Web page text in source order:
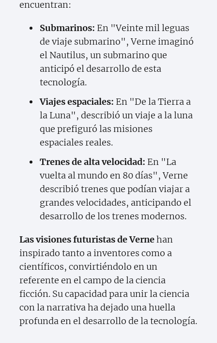
encuentran:
Submarinos: En "Veinte mil leguas
de viaje submarino", Verne imaginó
el Nautilus, un submarino que
anticipó el desarrollo de esta
tecnología.
Viajes espaciales: En "De la Tierra a
la Luna", describió un viaje a la luna
que prefiguró las misiones
espaciales reales.
Trenes de alta velocidad: En "La
vuelta al mundo en 80 días", Verne
describió trenes que podían viajar a
grandes velocidades, anticipando el
desarrollo de los trenes modernos.
Las visiones futuristas de Vernehan
inspirado tanto a inventores como a
científicos, convirtiéndolo en un
referente en el campo de la ciencia
ficción. Su capacidad para unir la ciencia
con la narrativa ha dejado una huella
profunda en el desarrollo de la tecnología.